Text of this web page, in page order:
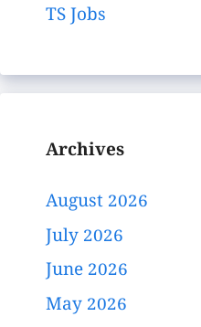
TS Jobs
Archives
August 2026
July 2026
June 2026
May 2026